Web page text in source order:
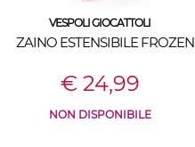
VESPOLI GIOCATTOLI
ZAINO ESTENSIBILE FROZEN
€ 24,99
NON DISPONIBILE